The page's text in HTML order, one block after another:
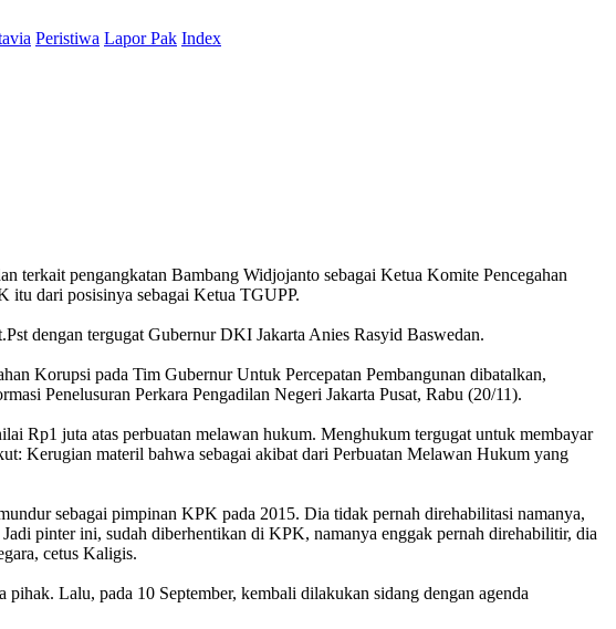
Peristiwa Lapor Pak Index
pengangkatan Bambang Widjojanto sebagai Ketua Komite Pencegahan
itu dari posisinya sebagai Ketua TGUPP.
dengan tergugat Gubernur DKI Jakarta Anies Rasyid Baswedan.
Korupsi pada Tim Gubernur Untuk Percepatan Pembangunan dibatalkan,
Penelusuran Perkara Pengadilan Negeri Jakarta Pusat, Rabu (20/11).
Rp1 juta atas perbuatan melawan hukum. Menghukum tergugat untuk membayar
Kerugian materil bahwa sebagai akibat dari Perbuatan Melawan Hukum yang
sebagai pimpinan KPK pada 2015. Dia tidak pernah direhabilitasi namanya,
pinter ini, sudah diberhentikan di KPK, namanya enggak pernah direhabilitir, dia
cetus Kaligis.
Lalu, pada 10 September, kembali dilakukan sidang dengan agenda